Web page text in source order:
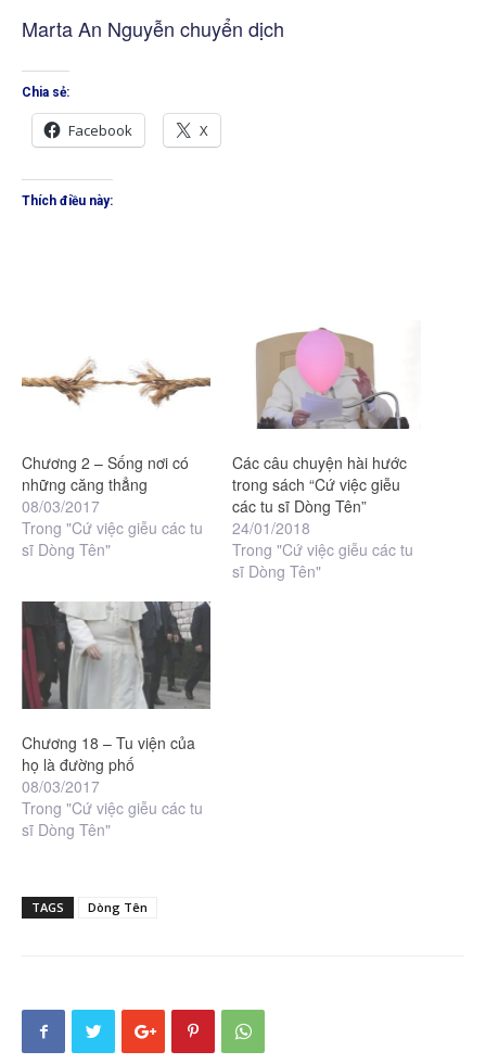
Marta An Nguyễn chuyển dịch
Chia sẻ:
Facebook X
Thích điều này:
Chương 2 – Sống nơi có
những căng thẳng
08/03/2017
Trong "Cứ việc giễu các tu
sĩ Dòng Tên"
Các câu chuyện hài hước
trong sách “Cứ việc giễu
các tu sĩ Dòng Tên”
24/01/2018
Trong "Cứ việc giễu các tu
sĩ Dòng Tên"
Chương 18 – Tu viện của
họ là đường phố
08/03/2017
Trong "Cứ việc giễu các tu
sĩ Dòng Tên"
TAGS Dòng Tên